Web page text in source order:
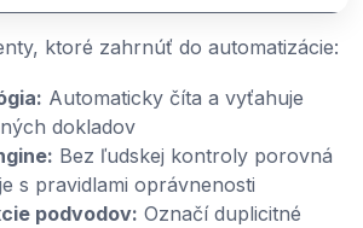
ktoré zahrnúť do automatizácie:
Automaticky číta a vyťahuje
dokladov
Bez ľudskej kontroly porovná
s pravidlami oprávnenosti
podvodov: Označí duplicitné